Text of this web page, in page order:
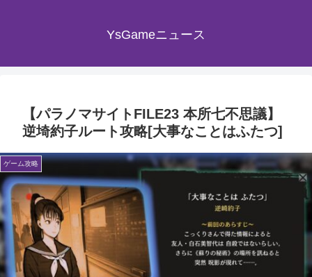
YsGameニュース
【パラノマサイトFILE23 本所七不思議】
逆埼約子ルート攻略[大事なことはふたつ]
ゲーム攻略